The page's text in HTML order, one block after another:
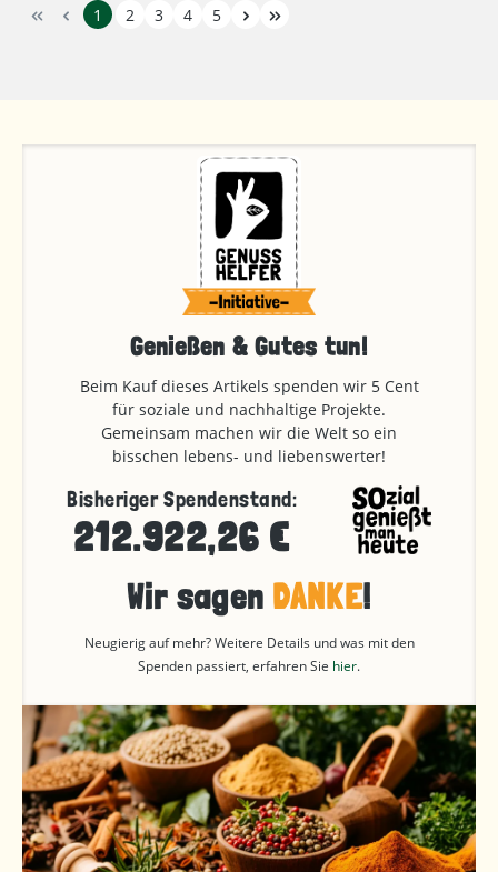
1 2 3 4 5
Genießen & Gutes tun!
Beim Kauf dieses Artikels spenden wir 5 Cent
für soziale und nachhaltige Projekte.
Gemeinsam machen wir die Welt so ein
bisschen lebens- und liebenswerter!
Bisheriger Spendenstand:
212.922,26 €
Wir sagen DANKE!
Neugierig auf mehr? Weitere Details und was mit den
Spenden passiert, erfahren Sie hier.